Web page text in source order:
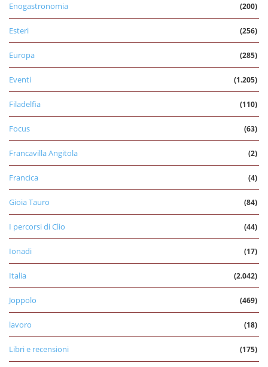
Enogastronomia (200)
Esteri (256)
Europa (285)
Eventi (1.205)
Filadelfia (110)
Focus (63)
Francavilla Angitola (2)
Francica (4)
Gioia Tauro (84)
I percorsi di Clio (44)
Ionadi (17)
Italia (2.042)
Joppolo (469)
lavoro (18)
Libri e recensioni (175)